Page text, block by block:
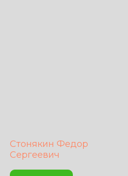
Стонякин Федор
Сергеевич